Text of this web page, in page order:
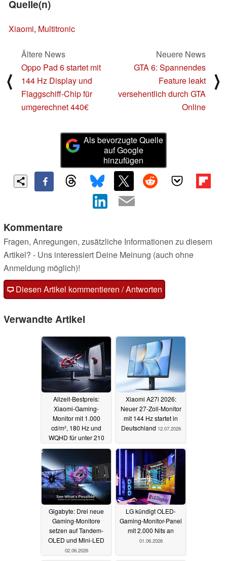
Quelle(n)
Xiaomi, Multitronic
⟨
Ältere News
Oppo Pad 6 startet mit
144 Hz Display und
Flaggschiff-Chip für
umgerechnet 440€
Neuere News
GTA 6: Spannendes
Feature leakt
versehentlich durch GTA
Online
⟩
Als bevorzugte Quelle
auf Google
hinzufügen
Kommentare
Fragen, Anregungen, zusätzliche Informationen zu diesem
Artikel? - Uns interessiert Deine Meinung (auch ohne
Anmeldung möglich)!
Diesen Artikel kommentieren / Antworten
Verwandte Artikel
Allzeit-Bestpreis:
Xiaomi-Gaming-
Monitor mit 1.000
cd/m², 180 Hz und
WQHD für unter 210
Euro03.08.2026
Xiaomi A27i 2026:
Neuer 27-Zoll-Monitor
mit 144 Hz startet in
Deutschland 12.07.2026
Gigabyte: Drei neue
Gaming-Monitore
setzen auf Tandem-
OLED und Mini-LED
02.06.2026
LG kündigt OLED-
Gaming-Monitor-Panel
mit 2.000 Nits an
01.06.2026